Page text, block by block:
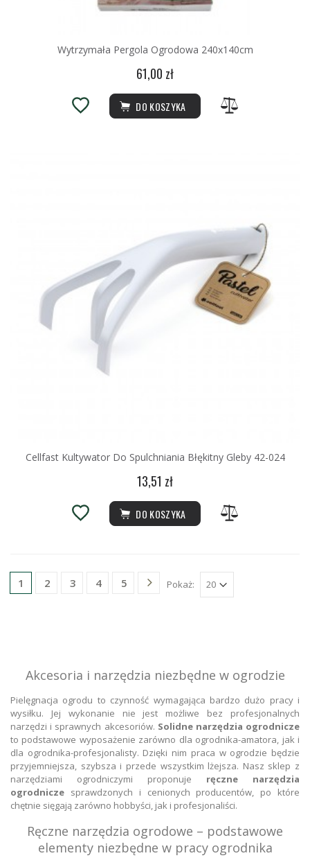
Wytrzymała Pergola Ogrodowa 240x140cm
61,00 zł
DO KOSZYKA
Cellfast Kultywator Do Spulchniania Błękitny Gleby 42-024
13,51 zł
DO KOSZYKA
1 2 3 4 5 Pokaż:
Akcesoria i narzędzia niezbędne w ogrodzie
Pielęgnacja ogrodu to czynność wymagająca bardzo dużo pracy i
wysiłku. Jej wykonanie nie jest możliwe bez profesjonalnych
narzędzi i sprawnych akcesoriów. Solidne narzędzia ogrodnicze
to podstawowe wyposażenie zarówno dla ogrodnika-amatora, jak i
dla ogrodnika-profesjonalisty. Dzięki nim praca w ogrodzie będzie
przyjemniejsza, szybsza i przede wszystkim lżejsza. Nasz sklep z
narzędziami ogrodniczymi proponuje ręczne narzędzia
ogrodnicze sprawdzonych i cenionych producentów, po które
chętnie sięgają zarówno hobbyści, jak i profesjonaliści.
Ręczne narzędzia ogrodowe – podstawowe
elementy niezbędne w pracy ogrodnika